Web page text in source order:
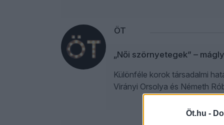
Öt.hu -
ÖT
„Női szörnyetegek” –
Különféle korok társadalmi
Virányi Orsolya és Németh